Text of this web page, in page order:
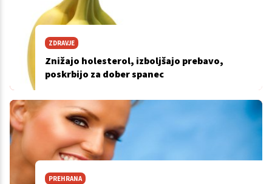
ZDRAVJE
Znižajo holesterol, izboljšajo prebavo,
poskrbijo za dober spanec
PREHRANA